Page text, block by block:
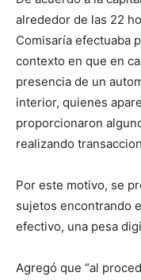
alrededor de las 22
Comisaría efectuaba
contexto en que en
presencia de un
interior, quienes
proporcionaron
realizando
Por este motivo, se
sujetos encontrando
efectivo, una pesa
Agregó que “al